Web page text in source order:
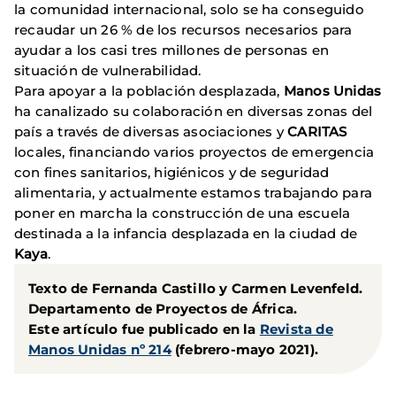
la comunidad internacional, solo se ha conseguido
recaudar un 26 % de los recursos necesarios para
ayudar a los casi tres millones de personas en
situación de vulnerabilidad.
Para apoyar a la población desplazada, Manos Unidas
ha canalizado su colaboración en diversas zonas del
país a través de diversas asociaciones yCARITAS
locales, financiando varios proyectos de emergencia
con fines sanitarios, higiénicos y de seguridad
alimentaria, y actualmente estamos trabajando para
poner en marcha la construcción de una escuela
destinada a la infancia desplazada en la ciudad de
Kaya.
Texto de Fernanda Castillo y Carmen Levenfeld.
Departamento de Proyectos de África.
Este artículo fue publicado en la Revista de
Manos Unidas nº 214(febrero-mayo 2021).